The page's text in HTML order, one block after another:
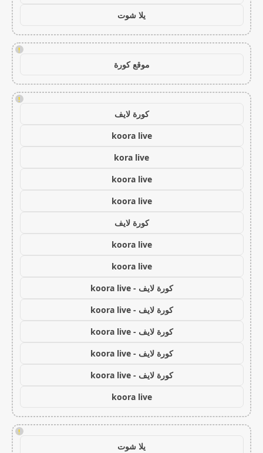
يلا شوت
!
موقع كورة
!
كورة لايف
koora live
kora live
koora live
koora live
كورة لايف
koora live
koora live
كورة لايف - koora live
كورة لايف - koora live
كورة لايف - koora live
كورة لايف - koora live
كورة لايف - koora live
koora live
!
يلا شوت